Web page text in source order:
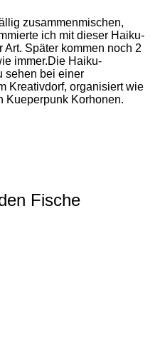
zusammenmischen,
ich mit dieser Haiku-
Später kommen noch 2
immer.Die Haiku-
sehen bei einer
Kreativdorf, organisiert wie
Kueperpunk Korhonen.
Fische